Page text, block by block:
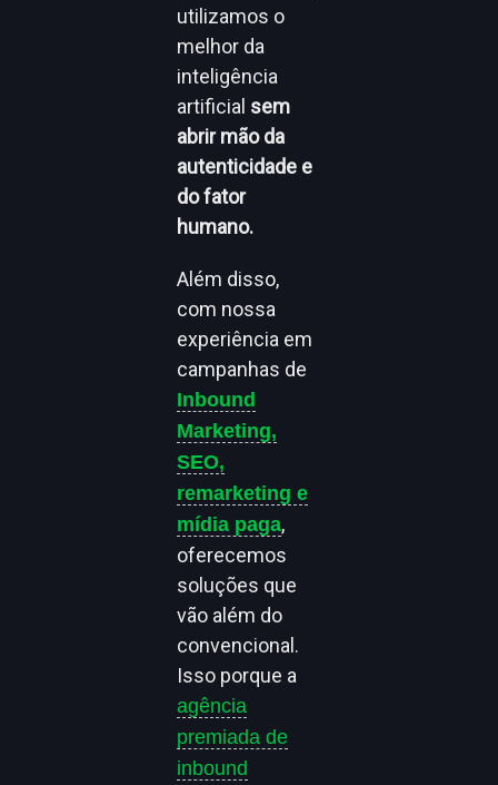
utilizamos o
melhor da
inteligência
artificial sem
abrir mão da
autenticidade e
do fator
humano.
Além disso,
com nossa
experiência em
campanhas de
Inbound
Marketing,
SEO,
remarketing e
mídia paga,
oferecemos
soluções que
vão além do
convencional.
Isso porque a
agência
premiada de
inbound